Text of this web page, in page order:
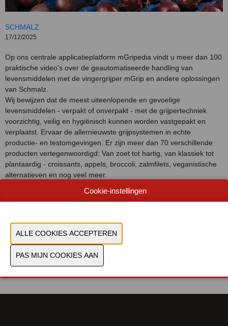
SCHMALZ
17/12/2025
Op ons centrale applicatieplatform mGripedia vindt u meer dan 100
praktische video's over de geautomatiseerde handling van
levensmiddelen met de vingergrijper mGrip en andere oplossingen
van Schmalz.
Wij bewijzen dat de meest uiteenlopende en gevoelige
levensmiddelen - verpakt of onverpakt - met de grijpertechniek
voorzichtig, veilig en hygiënisch kunnen worden vastgepakt en
verplaatst. Ervaar de allernieuwste grijpsystemen in echte
productie- en testomgevingen. Er zijn meer dan 70 verschillende
producten vertegenwoordigd: Van zoet tot hartig, van klassiek tot
plantaardig - croissants, appels, broccoli, zalmfilets, veganistische
alternatieven en nog veel meer.
Cookie-instellingen